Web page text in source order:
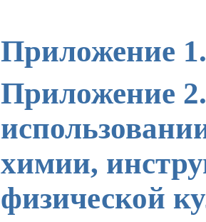
Приложение
Приложение
химии,
физической